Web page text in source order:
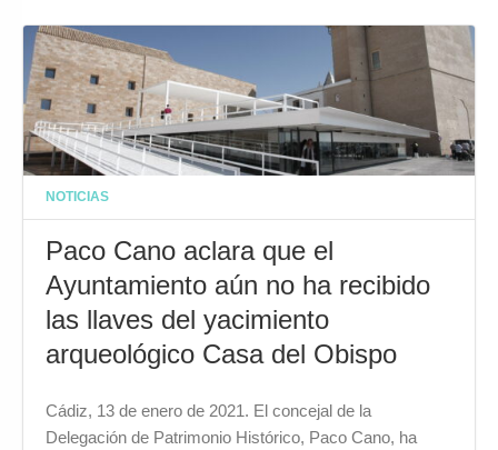
NOTICIAS
Paco Cano aclara que el
Ayuntamiento aún no ha recibido
las llaves del yacimiento
arqueológico Casa del Obispo
Cádiz, 13 de enero de 2021. El concejal de la
Delegación de Patrimonio Histórico, Paco Cano, ha